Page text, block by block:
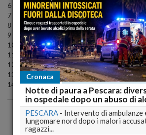
6 Giovanni Ciasullo
7 Maria Davì
8 Guido Di Giamberardino
9 Maurizio Falcone
10 Michele Fiorita
11 Alessandra Giovina Ianieri
12 Cristian Miccoli
13 Matteo Romanelli
14 Veronica Navarra
Cronaca
Notte di paura a Pescara:
in ospedale dopo un abuso di
PESCARA - Intervento di ambulanze
lungomare nord dopo i malori
ragazzi...